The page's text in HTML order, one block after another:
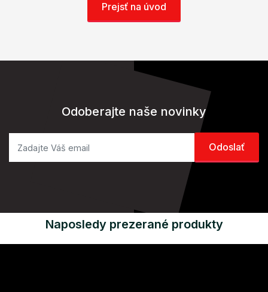
Prejsť na úvod
Odoberajte naše novinky
Naposledy prezerané produkty